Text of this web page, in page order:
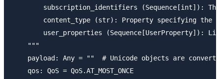
subscription_identifiers (Sequence[int]):
content_type (str): Property specifying the
user_properties (Sequence[UserProperty]):
    """
payload: Any = ""  # Unicode objects are
    qos: QoS = QoS.AT_MOST_ONCE